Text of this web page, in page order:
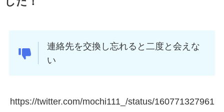
連絡先を交換し忘れると二度と会えな
い
https://twitter.com/mochi111_/status/160771327961